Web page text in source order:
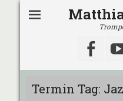
Termin Tag: